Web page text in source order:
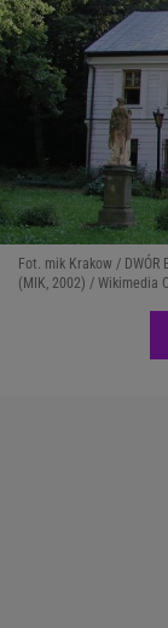
Fot. mik Krakow / DWÓR
(MIK, 2002) / Wikimedia